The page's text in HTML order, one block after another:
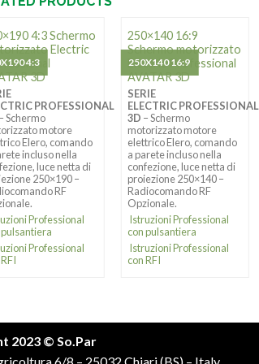
4:3 Schermo
Electric
3D
PROFESSIONAL
– Schermo
motore
Elero, comando
incluso nella
luce netta di
250×190 –
RF
Professional
pulsantiera
Professional
4:3
250×140 16:9
Schermo motorizzato
Electric Professional
AVATAR 3D
SERIE
ELECTRIC PROFESSIONAL
3D – Schermo
motorizzato motore
elettrico Elero, comando
a parete incluso nella
confezione, luce netta di
proiezione 250×140 –
Radiocomando RF
Opzionale.
Istruzioni Professional
con pulsantiera
Istruzioni Professional
con RFI
250X140 16:9
2023 © So.Par